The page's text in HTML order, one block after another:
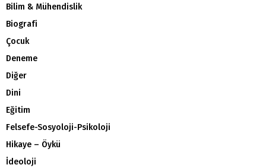
Bilim & Mühendislik
Biografi
Çocuk
Deneme
Diğer
Dini
Eğitim
Felsefe-Sosyoloji-Psikoloji
Hikaye – Öykü
İdeoloji